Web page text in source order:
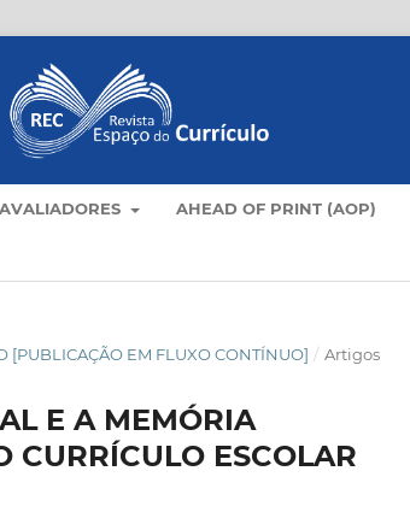
AVALIADORES AHEAD OF PRINT (AOP)
[PUBLICAÇÃO EM FLUXO CONTÍNUO] / Artigos
E A MEMÓRIA
CURRÍCULO ESCOLAR